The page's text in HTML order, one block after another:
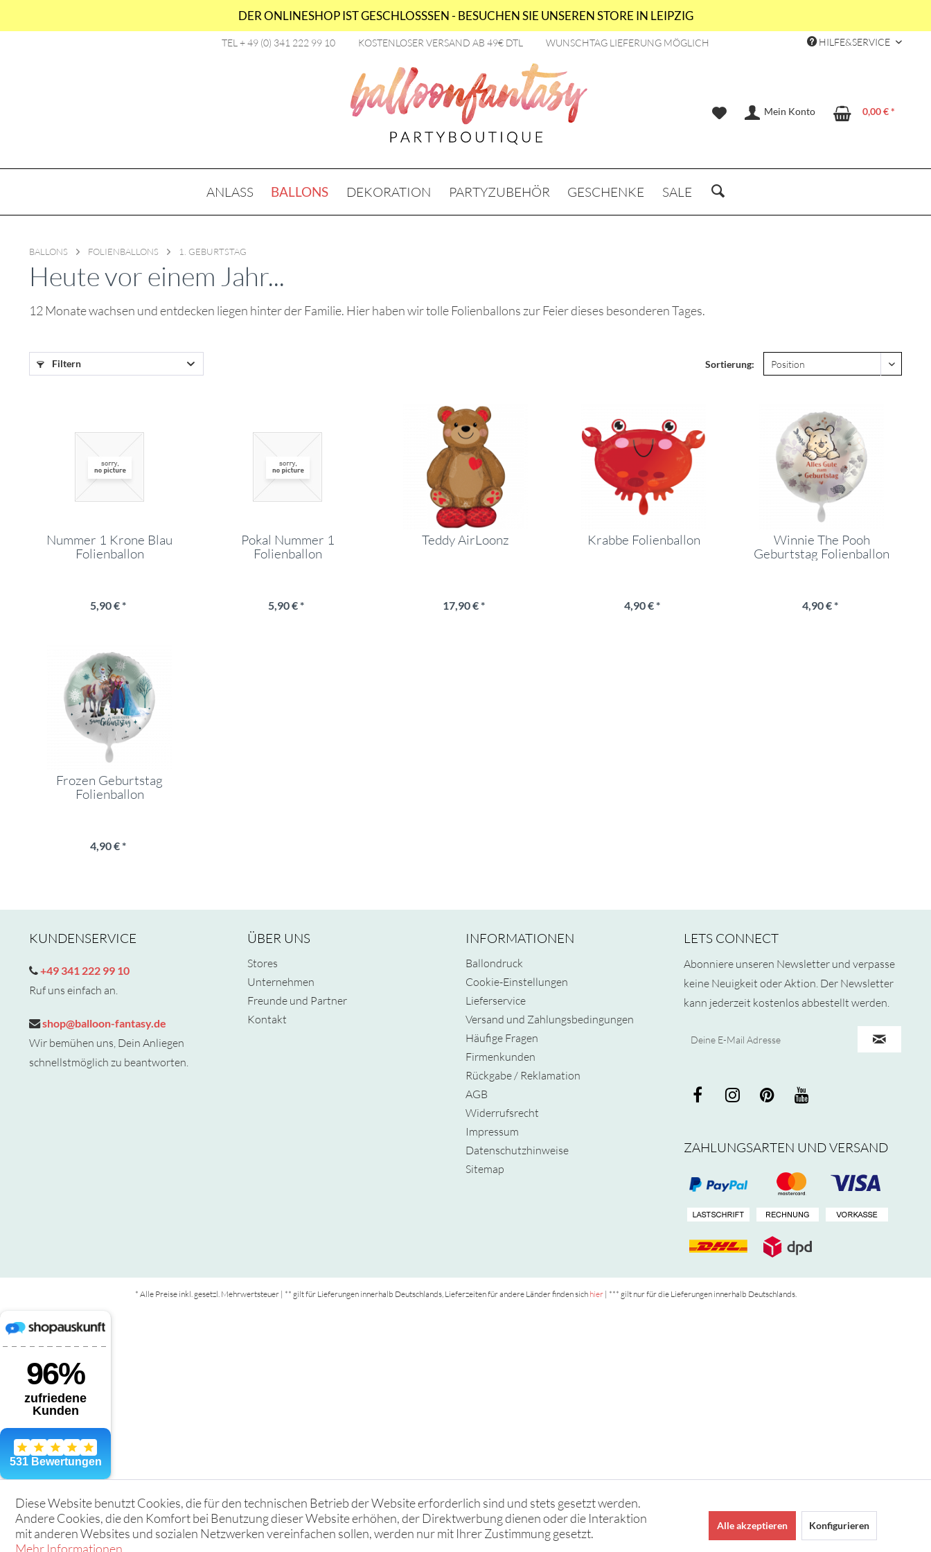
DER ONLINESHOP IST GESCHLOSSSEN - BESUCHEN SIE UNSEREN STORE IN LEIPZIG
TEL + 49 (0) 341 222 99 10 KOSTENLOSER VERSAND AB 49€ DTL WUNSCHTAG LIEFERUNG MÖGLICH HILFE&SERVICE
Mein Konto 0,00 € *
ANLASS BALLONS DEKORATION PARTYZUBEHÖR GESCHENKE SALE
BALLONS FOLIENBALLONS 1. GEBURTSTAG
Heute vor einem Jahr...
12 Monate wachsen und entdecken liegen hinter der Familie. Hier haben wir tolle Folienballons zur Feier dieses besonderen Tages.
Filtern Sortierung:
Nummer 1 Krone Blau
Folienballon
5,90 € *
Pokal Nummer 1
Folienballon
5,90 € *
Teddy AirLoonz
17,90 € *
Krabbe Folienballon
4,90 € *
Winnie The Pooh
Geburtstag Folienballon
4,90 € *
Frozen Geburtstag
Folienballon
4,90 € *
KUNDENSERVICE
+49 341 222 99 10
Ruf uns einfach an.
shop@balloon-fantasy.de
Wir bemühen uns, Dein Anliegen
schnellstmöglich zu beantworten.
ÜBER UNS
Stores
Unternehmen
Freunde und Partner
Kontakt
INFORMATIONEN
Ballondruck
Cookie-Einstellungen
Lieferservice
Versand und Zahlungsbedingungen
Häufige Fragen
Firmenkunden
Rückgabe / Reklamation
AGB
Widerrufsrecht
Impressum
Datenschutzhinweise
Sitemap
LETS CONNECT
Abonniere unseren Newsletter und verpasse
keine Neuigkeit oder Aktion. Der Newsletter
kann jederzeit kostenlos abbestellt werden.
ZAHLUNGSARTEN UND VERSAND
* Alle Preise inkl. gesetzl. Mehrwertsteuer | ** gilt für Lieferungen innerhalb Deutschlands, Lieferzeiten für andere Länder finden sich hier| *** gilt nur für die Lieferungen innerhalb Deutschlands.
Diese Website benutzt Cookies, die für den technischen Betrieb der Website erforderlich sind und stets gesetzt werden.
Andere Cookies, die den Komfort bei Benutzung dieser Website erhöhen, der Direktwerbung dienen oder die Interaktion
mit anderen Websites und sozialen Netzwerken vereinfachen sollen, werden nur mit Ihrer Zustimmung gesetzt.
Mehr Informationen
Alle akzeptieren Konfigurieren